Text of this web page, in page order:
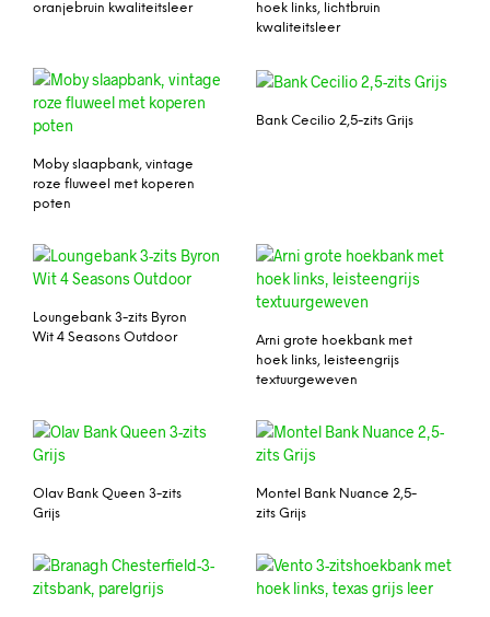
oranjebruin kwaliteitsleer
hoek links, lichtbruin
kwaliteitsleer
Moby slaapbank, vintage
roze fluweel met koperen
poten
Bank Cecilio 2,5-zits Grijs
Loungebank 3-zits Byron
Wit 4 Seasons Outdoor
Arni grote hoekbank met
hoek links, leisteengrijs
textuurgeweven
Olav Bank Queen 3-zits
Grijs
Montel Bank Nuance 2,5-
zits Grijs